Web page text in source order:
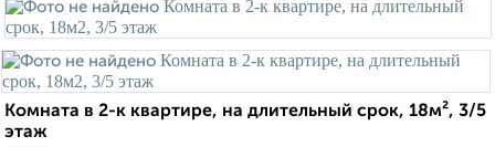
Комната в 2-к квартире, на длительный срок, 18м², 3/5
этаж